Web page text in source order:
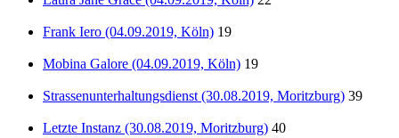
Frank Iero (04.09.2019, Köln) 19
Mobina Galore (04.09.2019, Köln) 19
Strassenunterhaltungsdienst (30.08.2019, Moritzburg) 39
Letzte Instanz (30.08.2019, Moritzburg) 40